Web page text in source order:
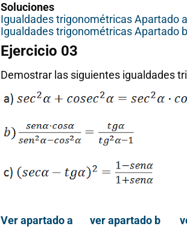
Soluciones
Igualdades trigonométricas Apartado a
Igualdades trigonométricas Apartado b
Ejercicio 03
Demostrar las siguientes igualdades
Ver apartado a ver apartado b